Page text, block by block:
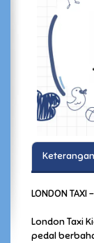
LONDON TAXI
London Taxi
pedal